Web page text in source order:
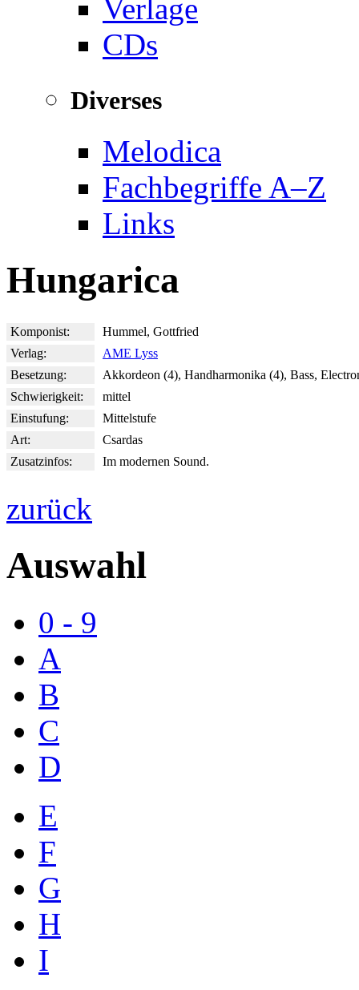
Verlage
CDs
Diverses
Melodica
Fachbegriffe A–Z
Links
Hungarica
Komponist:
Hummel, Gottfried
Verlag:
AME Lyss
Besetzung:
Akkordeon (4), Handharmonika (4), Bass,
Schwierigkeit:
mittel
Einstufung:
Mittelstufe
Art:
Csardas
Zusatzinfos:
Im modernen Sound.
zurück
Auswahl
0 - 9
A
B
C
D
E
F
G
H
I